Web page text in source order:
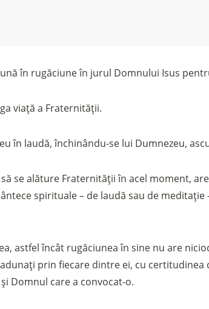
în rugăciune în jurul Domnului Isus
viață a Fraternității.
în laudă, închinându-se lui Dumnezeu,
se alăture Fraternității în acel moment,
spirituale – de laudă sau de
astfel încât rugăciunea în sine nu are
prin fiecare dintre ei, cu certitudinea
Domnul care a convocat-o.
la Comunità Magnificat
IT49S0200803039000102071988